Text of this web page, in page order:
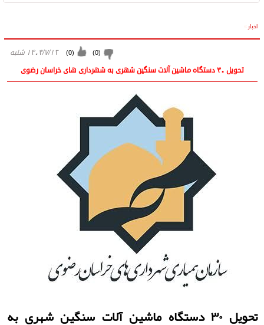
اخبار
۱۴۰۴/۷/۱۲ شنبه (
0
) (
0
)
تحویل ۳۰ دستگاه ماشین آلات سنگین شهری به شهرداری های خراسان رضوی
تحویل ۳۰ دستگاه ماشین آلات سنگین شهری به